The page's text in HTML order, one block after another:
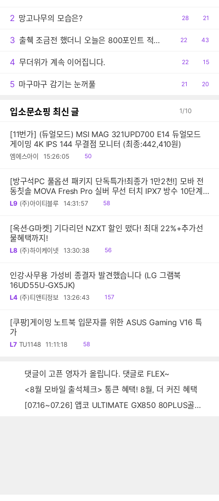
2 망고나무의 모습은?
공
28
댓
21
3 출췍 조금전 했더니 오늘은 800포인트 적립이네요.
공
22
댓
43
4 무더위가 계속 이어집니다.
공
22
댓
15
5 마구마구 감기는 눈꺼풀
공
21
댓
20
입소문쇼핑 최신 글 1/10
[11번가] (듀얼모드) MSI MAG 321UPD700 E14 듀얼모드
게이밍 4K IPS 144 무결점 모니터 (최종:442,410원)
엠에스아이 15:26:05
읽
50
[방구석PC 풀옵션 패키지 단독특가!최종가 1만2천!] 모바 전
동칫솔 MOVA Fresh Pro 실버 무선 터치 IPX7 방수 10단계
진동 음파 전동칫솔
L9 (주)아이티블루 14:31:57
읽
58
[옥션·G마켓] 기다리던 NZXT 할인 떴다! 최대 22%+추가선
물혜택까지!
L8 (주)하이케이넷 13:30:38
읽
56
인강·사무용 가성비 종결자 발견했습니다 (LG 그램북
16UD55U-GX5JK)
L4 (주)티앤티정보 13:26:43
읽
157
[쿠팡]게이밍 노트북 입문자를 위한 ASUS Gaming V16 특
가
L7 TU1148 11:11:18
읽
58
댓글이 고픈 영자가 올립니다. 댓글로 FLEX~
<8월 모바일 출석체크> 통큰 혜택! 8월, 더 커진 혜택
[07.16~07.26] 앱코 ULTIMATE GX850 80PLUS골드 풀모듈러 ATX3.0 블랙